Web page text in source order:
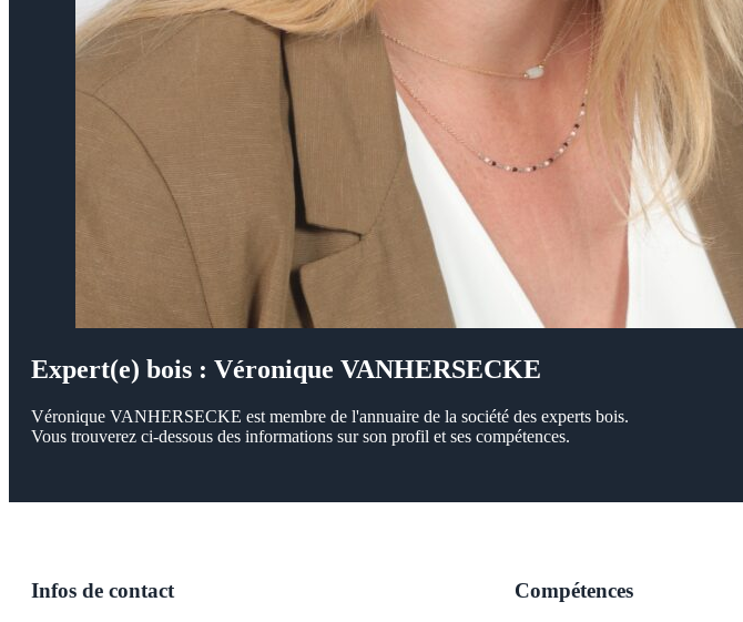
Expert(e) bois : Véronique VANHERSECKE
Véronique VANHERSECKE est membre de l'annuaire de la société des experts bois.
Vous trouverez ci-dessous des informations sur son profil et ses compétences.
Infos de contact Compétences